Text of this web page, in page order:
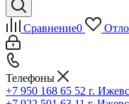
Сравнение0
Телефоны
+7 950 168 65 52 г.